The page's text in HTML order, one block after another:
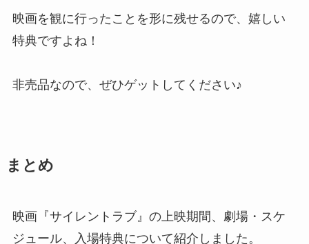
映画を観に行ったことを形に残せるので、嬉しい
特典ですよね！
非売品なので、ぜひゲットしてください♪
まとめ
映画『サイレントラブ』の上映期間、劇場・スケ
ジュール、入場特典について紹介しました。